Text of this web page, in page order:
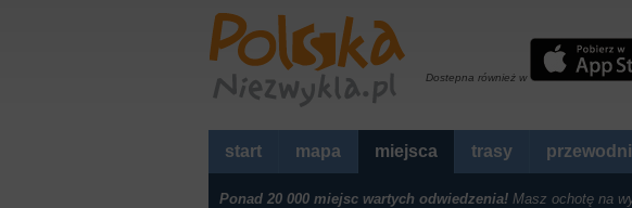
Dostepna również w
start mapa miejsca trasy
Ponad 20 000 miejsc wartych odwiedzenia! Masz ochotę na